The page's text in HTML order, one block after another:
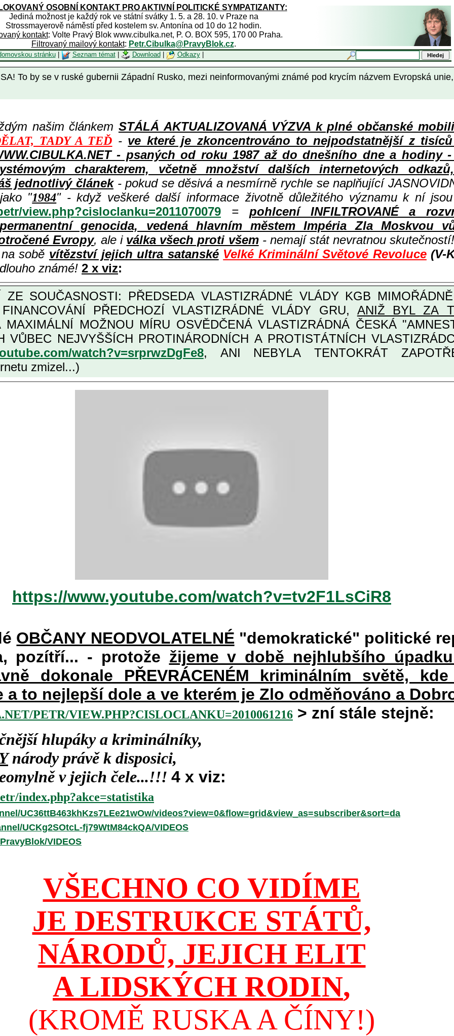
OSOBNÍ KONTAKT PRO AKTIVNÍ POLITICKÉ SYMPATIZANTY:
Jediná možnost je každý rok ve státní svátky 1. 5. a 28. 10. v Praze na
Strossmayerově náměstí před kostelem sv. Antonína od 10 do 12 hodin.
kontakt: Volte Pravý Blok www.cibulka.net, P. O. BOX 595, 170 00 Praha.
Filtrovaný mailový kontakt: Petr.Cibulka@PravyBlok.cz.
stránku| Seznam témat| Download Odkazy|
To by se v ruské gubernii Západní Rusko, mezi neinformovanými známé pod krycím názvem Evropská
našim článkem STÁLÁ AKTUALIZOVANÁ VÝZVA k plné občanské
TADY A TEĎ - ve které je zkoncentrováno to nejpodstatnější z
- psaných od roku 1987 až do dnešního dne a hodiny
charakterem, včetně množství dalších internetových
jednotlivý článek- pokud se děsivá a nesmírně rychle se naplňující
"1984" - když veškeré další informace životně důležitého významu k ní
view.php?cisloclanku=2011070079 = pohlcení INFILTROVANÉ a
genocida, vedená hlavním městem Impéria Zla Moskvou
Evropy, ale i válka všech proti všem- nemají stát nevratnou
sobě vítězství jejich ultra satanské Velké Kriminální Světové Revoluce (V-
známé! 2 x viz:
PŘEDCHOZÍ VLASTIZRÁDNÉ VLÁDY GRU, ANIŽ BYL ZA
MÍRU OSVĚDČENÁ VLASTIZRÁDNÁ ČESKÁ "AMNESTIE", URČENÁ
VLASTIZRÁDCŮ, VIZ NAPŘ.
watch?v=srprwzDgFe8, ANI NEBYLA TENTOKRÁT
zmizel...)
https://www.youtube.com/watch?v=tv2F1LsCiR8
OBČANY NEODVOLATELNÉ"demokratické" politické
pozítří... - protože žijeme v době nejhlubšího
dokonale PŘEVRÁCENÉM kriminálním světě,
a to nejlepší dole a ve kterém je Zlo odměňováno a
PETR/VIEW.PHP?CISLOCLANKU=2010061216 > zní stále stejně:
hlupáky a kriminálníky,
národy právě k disposici,
v jejich čele...!!! 4 x viz:
index.php?akce=statistika
UC36ttB463khKzs7LEe21wOw/videos?view=0&flow=grid&view_as=subscriber&sort=da
UCKg2SOtcL-fj79WtM84ckQA/VIDEOS
VIDEOS
VŠECHNO CO VIDÍME
JE DESTRUKCE STÁTŮ,
NÁRODŮ, JEJICH ELIT
A LIDSKÝCH RODIN,
(KROMĚ RUSKA A ČÍNY!)